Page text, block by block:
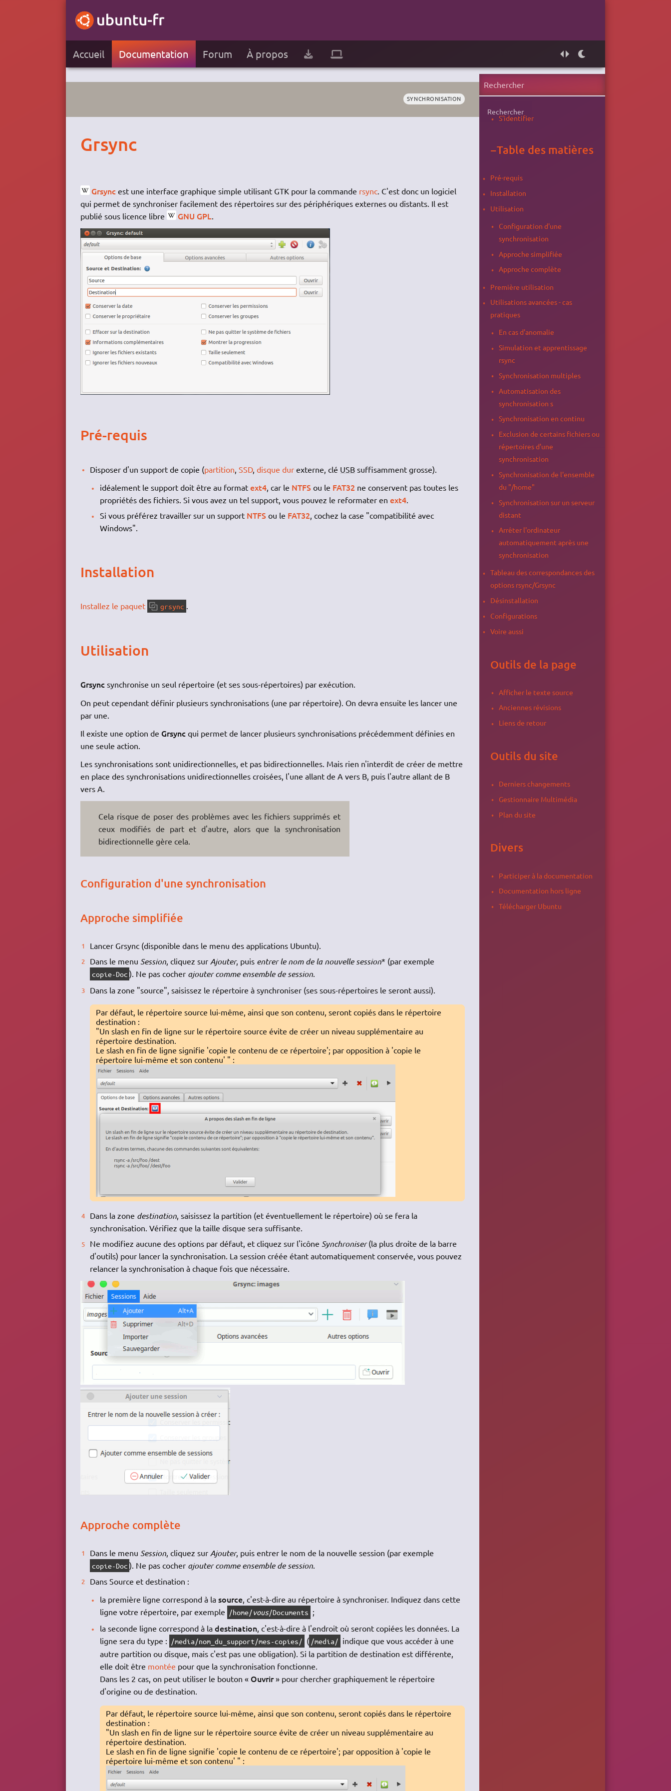
Accueil Documentation Forum À propos
SYNCHRONISATION
Grsync
Grsync est une interface graphique simple utilisant GTK pour la commande rsync. C'est donc un logiciel
qui permet de synchroniser facilement des répertoires sur des périphériques externes ou distants. Il est
publié sous licence libre
GNU GPL.
Pré-requis
Disposer d'un support de copie (partition ,SSD,disque dur externe, clé USB suffisamment grosse).
idéalement le support doit être au format ext4, car le NTFSou le FAT32 ne conservent pas toutes les
propriétés des fichiers. Si vous avez un tel support, vous pouvez le reformater en ext4.
Si vous préférez travailler sur un support NTFSou le FAT32, cochez la case "compatibilité avec
Windows".
Installation
Installez le paquet grsync .
Utilisation
Grsync synchronise un seul répertoire (et ses sous-répertoires) par exécution.
On peut cependant définir plusieurs synchronisations (une par répertoire). On devra ensuite les lancer une
par une.
Il existe une option de Grsync qui permet de lancer plusieurs synchronisations précédemment définies en
une seule action.
Les synchronisations sont unidirectionnelles, et pas bidirectionnelles. Mais rien n'interdit de créer de mettre
en place des synchronisations unidirectionnelles croisées, l'une allant de A vers B, puis l'autre allant de B
vers A.
Cela risque de poser des problèmes avec les fichiers supprimés et
ceux modifiés de part et d'autre, alors que la synchronisation
bidirectionnelle gère cela.
Configuration d'une synchronisation
Approche simplifiée
Lancer Grsync (disponible dans le menu des applications Ubuntu).
Dans le menu Session, cliquez sur Ajouter, puis entrer le nom de la nouvelle session* (par exemple
copie-Doc ). Ne pas cocher ajouter comme ensemble de session.
Dans la zone "source", saisissez le répertoire à synchroniser (ses sous-répertoires le seront aussi).
Par défaut, le répertoire source lui-même, ainsi que son contenu, seront copiés dans le répertoire
destination :
"Un slash en fin de ligne sur le répertoire source évite de créer un niveau supplémentaire au
répertoire destination.
Le slash en fin de ligne signifie 'copie le contenu de ce répertoire'; par opposition à 'copie le
répertoire lui-même et son contenu' " :
Dans la zone destination , saisissez la partition (et éventuellement le répertoire) où se fera la
synchronisation. Vérifiez que la taille disque sera suffisante.
Ne modifiez aucune des options par défaut, et cliquez sur l'icône Synchroniser(la plus droite de la barre
d'outils) pour lancer la synchronisation. La session créée étant automatiquement conservée, vous pouvez
relancer la synchronisation à chaque fois que nécessaire.
Approche complète
Dans le menu Session , cliquez sur Ajouter, puis entrer le nom de la nouvelle session (par exemple
copie-Doc ). Ne pas cocher ajouter comme ensemble de session
Dans Source et destination :
la première ligne correspond à la source, c'est-à-dire au répertoire à synchroniser. Indiquez dans cette
ligne votre répertoire, par exemple /home/vous/Documents ;
la seconde ligne correspond à la destination, c'est-à-dire à l'endroit où seront copiées les données. La
ligne sera du type : /media/nom_du_support/mes-copies/ ( /media/ indique que vous accéder à une
autre partition ou disque, mais c'est pas une obligation). Si la partition de destination est différente,
elle doit être montée pour que la synchronisation fonctionne.
Dans les 2 cas, on peut utiliser le bouton « Ouvrir» pour chercher graphiquement le répertoire
d'origine ou de destination.
Par défaut, le répertoire source lui-même, ainsi que son contenu, seront copiés dans le répertoire
destination :
"Un slash en fin de ligne sur le répertoire source évite de créer un niveau supplémentaire au
répertoire destination.
Le slash en fin de ligne signifie 'copie le contenu de ce répertoire'; par opposition à 'copie le
répertoire lui-même et son contenu' " :
Rechercher
S'identifier
−Table des matières
Pré-requis
Installation
Utilisation
Configuration d'une
synchronisation
Approche simplifiée
Approche complète
Première utilisation
Utilisations avancées - cas
pratiques
En cas d'anomalie
Simulation et apprentissage
rsync
Synchronisation multiples
Automatisation des
synchronisation s
Synchronisation en continu
Exclusion de certains fichiers ou
répertoires d'une
synchronisation
Synchronisation de l'ensemble
du "/home"
Synchronisation sur un serveur
distant
Arrêter l'ordinateur
automatiquement après une
synchronisation
Tableau des correspondances des
options rsync/Grsync
Désinstallation
Configurations
Voire aussi
Outils de la page
Afficher le texte source
Anciennes révisions
Liens de retour
Outils du site
Derniers changements
Gestionnaire Multimédia
Plan du site
Divers
Participer à la documentation
Documentation hors ligne
Télécharger Ubuntu